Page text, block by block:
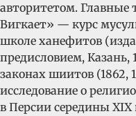
авторитетом.
Вигкает» — курс
школе ханефитов
предисловием,
законах шиитов (1862,
исследование о
в Персии середины XIX